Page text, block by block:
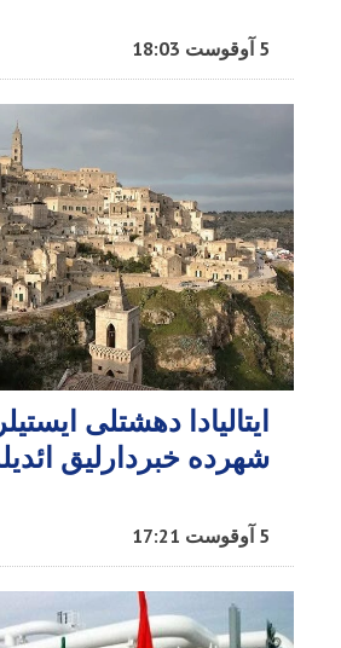
5 آوقوست 18:03
شهرده خبردارلیق
5 آوقوست 17:21